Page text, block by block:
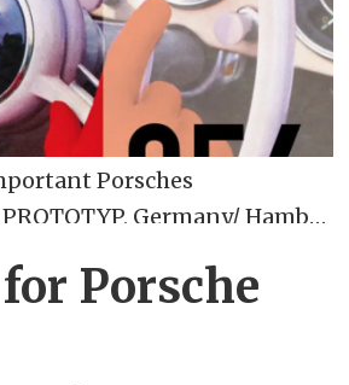
Porsches
Germany/ Hamburg
Porsche